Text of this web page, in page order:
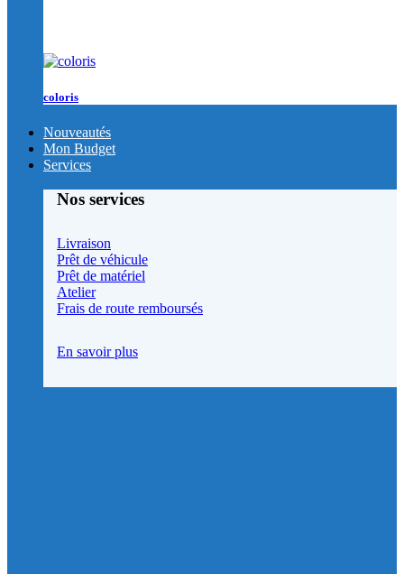
coloris
Nouveautés
Mon Budget
Services
Nos services
Livraison
Prêt de véhicule
Prêt de matériel
Atelier
Frais de route remboursés
En savoir plus